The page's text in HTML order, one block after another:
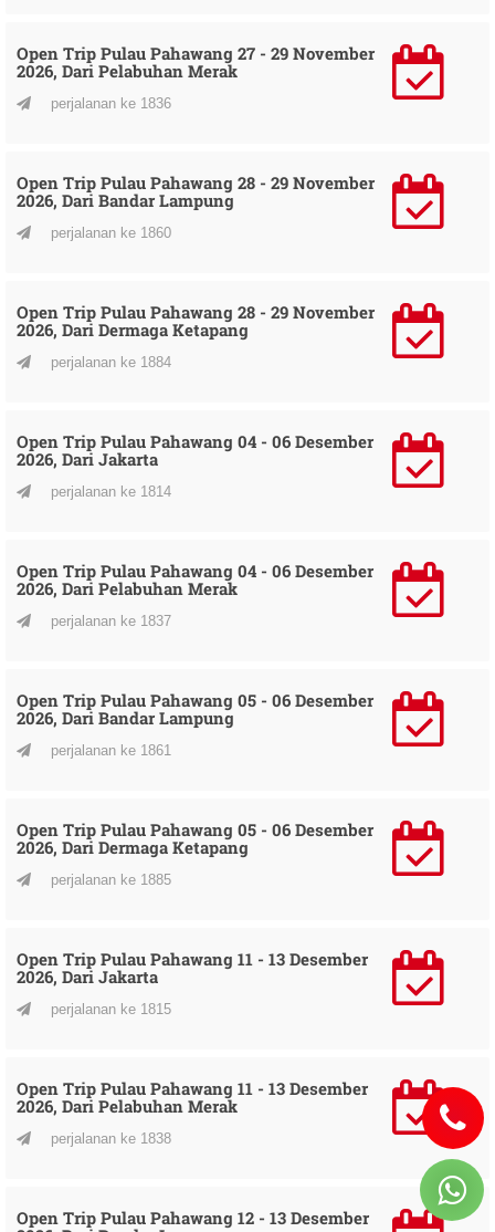
Open Trip Pulau Pahawang 27 - 29 November
2026, Dari Pelabuhan Merak
perjalanan ke 1836
Open Trip Pulau Pahawang 28 - 29 November
2026, Dari Bandar Lampung
perjalanan ke 1860
Open Trip Pulau Pahawang 28 - 29 November
2026, Dari Dermaga Ketapang
perjalanan ke 1884
Open Trip Pulau Pahawang 04 - 06 Desember
2026, Dari Jakarta
perjalanan ke 1814
Open Trip Pulau Pahawang 04 - 06 Desember
2026, Dari Pelabuhan Merak
perjalanan ke 1837
Open Trip Pulau Pahawang 05 - 06 Desember
2026, Dari Bandar Lampung
perjalanan ke 1861
Open Trip Pulau Pahawang 05 - 06 Desember
2026, Dari Dermaga Ketapang
perjalanan ke 1885
Open Trip Pulau Pahawang 11 - 13 Desember
2026, Dari Jakarta
perjalanan ke 1815
Open Trip Pulau Pahawang 11 - 13 Desember
2026, Dari Pelabuhan Merak
perjalanan ke 1838
Open Trip Pulau Pahawang 12 - 13 Desember